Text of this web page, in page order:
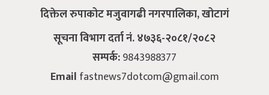
दिक्तेल रुपाकोट मजुवागढी नगरपालिका, खोटागं
सूचना विभाग दर्ता नं. ४७३६-२०८१/२०८२
सम्पर्क:9843988377
Email fastnews7dotcom@gmail.com